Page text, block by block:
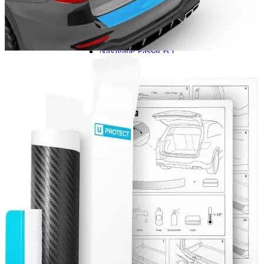
Navigație Mercedes W204
Navigație Mercedes W211
Navigație Mercedes Sprinter
Passat
Navigație Passat B5
Navigație Passat B8
Navigație Passat CC
Navigație Skoda Fabia 1
Navigație Skoda Fabia 2
Navigație Skoda Octavia 1
Navigație Skoda Octavia 2
Navigație Skoda Octavia 3
Navigație Skoda Rapid
Navigație Skoda Superb 1
Navigație Toyota Avensis T25
Portbagaj Plafon Auto
Sub 350 Litri